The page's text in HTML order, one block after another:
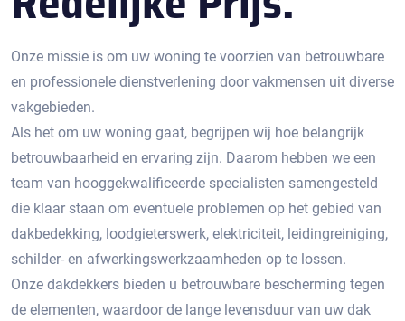
Onze missie is om uw woning te voorzien van betrouwbare
en professionele dienstverlening door vakmensen uit diverse
vakgebieden.
Als het om uw woning gaat, begrijpen wij hoe belangrijk
betrouwbaarheid en ervaring zijn. Daarom hebben we een
team van hooggekwalificeerde specialisten samengesteld
die klaar staan om eventuele problemen op het gebied van
dakbedekking, loodgieterswerk, elektriciteit, leidingreiniging,
schilder- en afwerkingswerkzaamheden op te lossen.
Onze dakdekkers bieden u betrouwbare bescherming tegen
de elementen, waardoor de lange levensduur van uw dak